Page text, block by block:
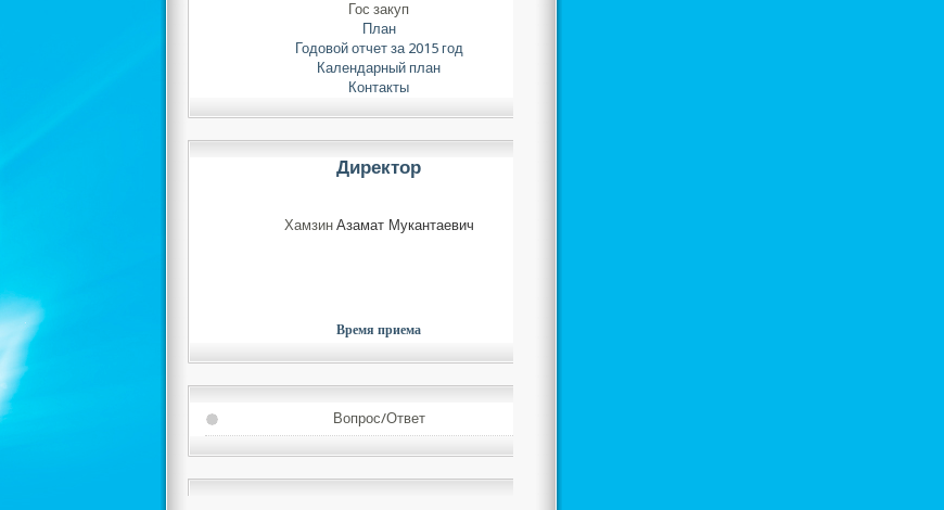
Гос закуп
План
Годовой отчет за 2015 год
Календарный план
Контакты
Директор
Хамзин Азамат Мукантаевич
Время приема
Вопрос/Ответ